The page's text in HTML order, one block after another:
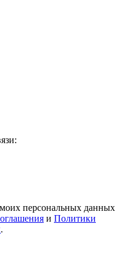
персональных данных
и Политики
.